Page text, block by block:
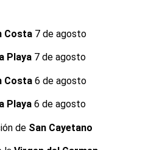
Costa 7 de agosto
Playa 7 de agosto
Costa 6 de agosto
Playa 6 de agosto
de San Cayetano